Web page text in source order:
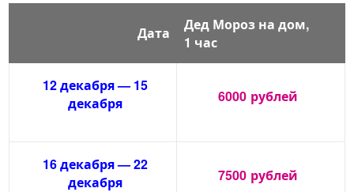
Дата
Дед Мороз на дом,
1 час
12 декабря — 15
декабря
6000 рублей
16 декабря — 22
декабря
7500 рублей